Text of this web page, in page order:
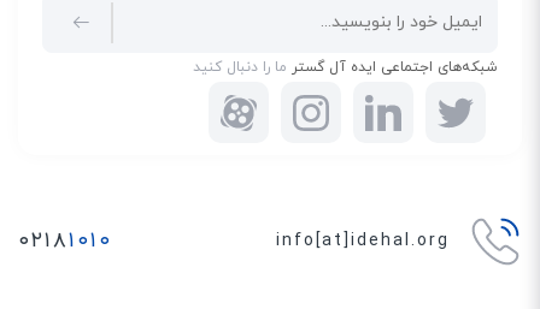
شبکه‌های اجتماعی ایده آل گستر ما را دنبال کنید
info[at]idehal.org ۰۲۱۸۱۰۱۰